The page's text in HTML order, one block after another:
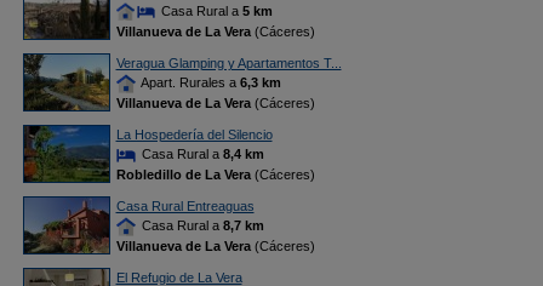
Casa Rural a 5 km
Villanueva de La Vera(Cáceres)
Veragua Glamping y Apartamentos T...
Apart. Rurales a 6,3 km
Villanueva de La Vera(Cáceres)
La Hospedería del Silencio
Casa Rural a 8,4 km
Robledillo de La Vera(Cáceres)
Casa Rural Entreaguas
Casa Rural a 8,7 km
Villanueva de La Vera(Cáceres)
El Refugio de La Vera